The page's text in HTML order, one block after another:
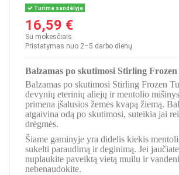
Turime sandėlyje
16,59 €
Su mokesčiais
Pristatymas nuo 2–5 darbo dienų
Balzamas po skutimosi Stirling
Balzamas po skutimosi Stirling Frozen
devynių eterinių aliejų ir mentolio
primena įšalusios žemės kvapą žiemą.
atgaivina odą po skutimosi, suteikia jai
drėgmės.
Šiame gaminyje yra didelis kiekis
sukelti paraudimą ir deginimą. Jei
nuplaukite paveiktą vietą muilu ir
nebenaudokite.